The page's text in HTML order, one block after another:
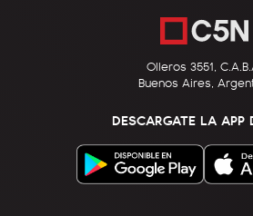
Olleros 3551,
Buenos Aires,
DESCARGATE LA APP